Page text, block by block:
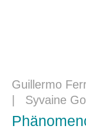
Guillermo
| Syvaine